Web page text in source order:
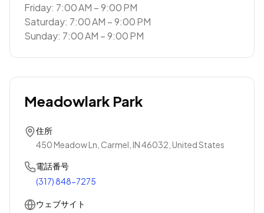
Friday: 7:00 AM – 9:00 PM
Saturday: 7:00 AM – 9:00 PM
Sunday: 7:00 AM – 9:00 PM
Meadowlark Park
住所
450 Meadow Ln, Carmel, IN 46032, United States
電話番号
(317) 848-7275
ウェブサイト